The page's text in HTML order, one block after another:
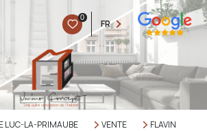
0
FR
LUC-LA-PRIMAUBE VENTE
FLAVIN